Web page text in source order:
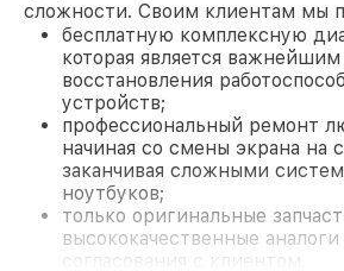
сложности. Своим клиентам мы
бесплатную комплексную
которая является
восстановления
устройств;
профессиональный ремонт
начиная со смены экрана на
заканчивая сложными
ноутбуков;
только оригинальные
высококачественные
согласования с клиентом.